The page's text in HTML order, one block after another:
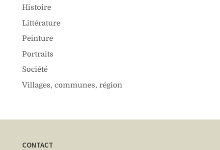
Histoire
Littérature
Peinture
Portraits
Société
Villages, communes, région
CONTACT